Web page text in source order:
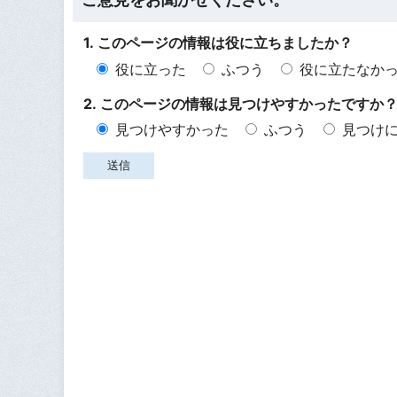
1. このページの情報は役に立ちましたか？
役に立った
ふつう
役に立たなか
2. このページの情報は見つけやすかったですか？
見つけやすかった
ふつう 見つけ